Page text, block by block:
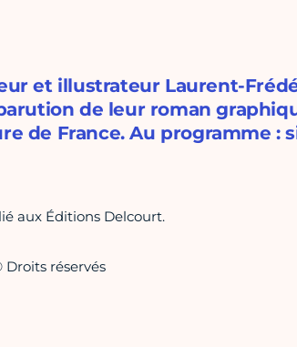
et illustrateur Laurent-
de leur roman
de France. Au programme :
aux Éditions Delcourt.
réservés